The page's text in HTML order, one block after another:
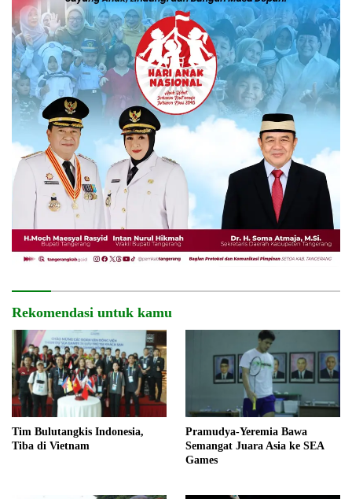
Rekomendasi untuk kamu
Tim Bulutangkis Indonesia,
Tiba di Vietnam
Pramudya-Yeremia Bawa
Semangat Juara Asia ke SEA
Games